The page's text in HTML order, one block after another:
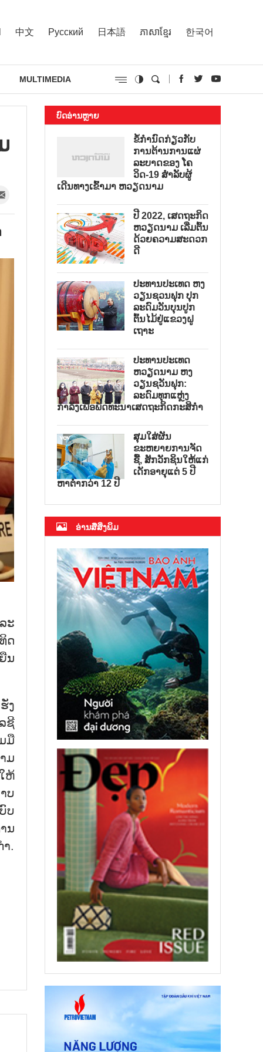
中文 Русский 日本語 ភាសាខ្មែរ 한국어
MULTIMEDIA
ະ
ດ
ນ
ງ
ຊີ
ມື
ມ
ຫ້
ບ
ບ
ນ
.
ບົດອ່ານຫຼາຍ
ຂໍ້ກຳນົດກ່ຽວກັບ
ການຕ້ານການແຜ່
ລະບາດຂອງ ໂຄ
ວິດ-19 ສຳລັບຜູ້
ເດີນທາງເຂົ້າມາ ຫວຽດນາມ
ປີ 2022, ເສດຖະກິດ
ຫວຽດນາມ ເລີ່ມຕົ້ນ
ດ້ວຍຄວາມສະດວກ
ດີ
ປະທານປະເທດ ຫງ
ວຽນຊວນຟຸກ ປຸກ
ລະດົມວັນບຸນປູກ
ຕົ້ນໄມ້ຢູ່ແຂວງຝູ
ເຖາະ
ປະທານປະເທດ
ຫວຽດນາມ ຫງ
ວຽນຊວັນຟຸກ:
ລະດົມທຸກແຫຼ່ງ
ກຳລັງເພື່ອພັດທະນາເສດຖະກິດກະສິກຳ
ສຸມໃສ່ຜັນ
ຂະຫຍາຍການຈັດ
ຊື້, ສັກວັກຊິນໃຫ້ແກ່
ເດັກອາຍຸແຕ່ 5 ປີ
ຫາຕ່ຳກວ່າ 12 ປີ
ອ່ານສື່ສິ່ງພິມ